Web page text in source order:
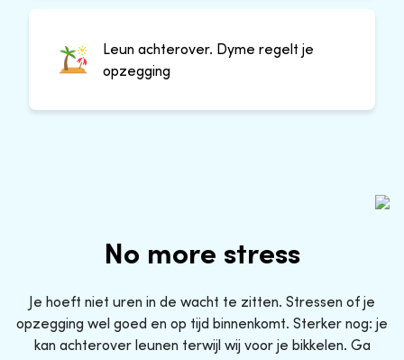
Leun achterover. Dyme regelt je
opzegging
No more stress
Je hoeft niet uren in de wacht te zitten. Stressen of je
opzegging wel goed en op tijd binnenkomt. Sterker nog: je
kan achterover leunen terwijl wij voor je bikkelen. Ga